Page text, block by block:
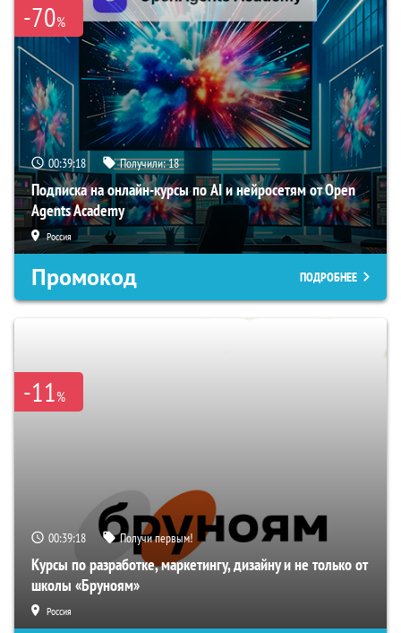
-70%
00:39:17 Получили:18
Подписка на онлайн-курсы по AI и нейросетям от Open
Agents Academy
Россия
Промокод ПОДРОБНЕЕ
-11%
00:39:17 Получи первым!
Курсы по разработке, маркетингу, дизайну и не только от
школы «Бруноям»
Россия